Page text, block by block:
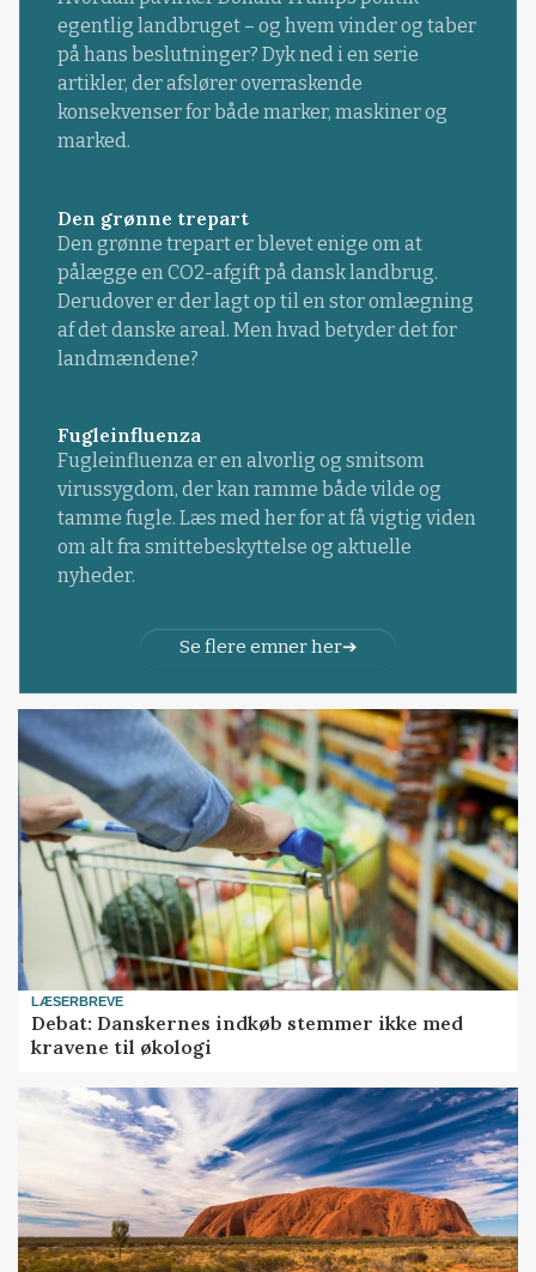
egentlig landbruget – og hvem vinder og taber
på hans beslutninger? Dyk ned i en serie
artikler, der afslører overraskende
konsekvenser for både marker, maskiner og
marked.
Den grønne trepart
Den grønne trepart er blevet enige om at
pålægge en CO2-afgift på dansk landbrug.
Derudover er der lagt op til en stor omlægning
af det danske areal. Men hvad betyder det for
landmændene?
Fugleinfluenza
Fugleinfluenza er en alvorlig og smitsom
virussygdom, der kan ramme både vilde og
tamme fugle. Læs med her for at få vigtig viden
om alt fra smittebeskyttelse og aktuelle
nyheder.
Se flere emner her
LÆSERBREVE
Debat: Danskernes indkøb stemmer ikke med
kravene til økologi